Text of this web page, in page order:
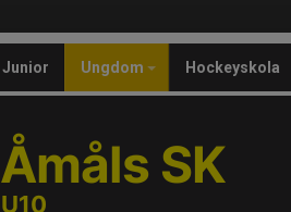
Junior Ungdom Hockeyskola
Åmåls SK
U10